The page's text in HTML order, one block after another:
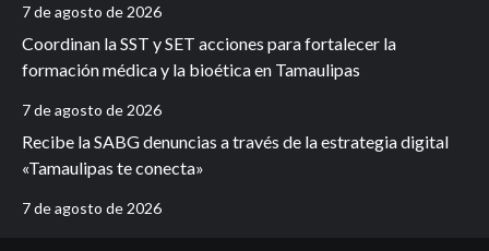
7 de agosto de 2026
Coordinan la SST y SET acciones para fortalecer la
formación médica y la bioética en Tamaulipas
7 de agosto de 2026
Recibe la SABG denuncias a través de la estrategia digital
«Tamaulipas te conecta»
7 de agosto de 2026